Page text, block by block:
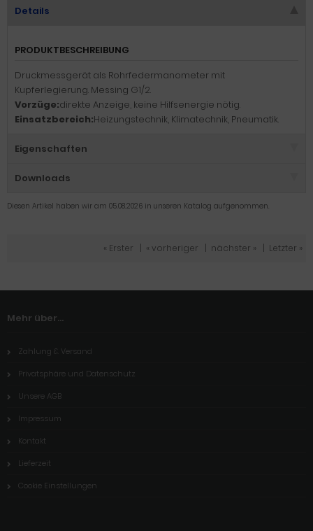
Details
PRODUKTBESCHREIBUNG
Druckmessgerät als Rohrfedermanometer mit
Kupferlegierung. Messing G1/2.
Vorzüge:direkte Anzeige, keine Hilfsenergie nötig.
Einsatzbereich:Heizungstechnik, Klimatechnik, Pneumatik.
Eigenschaften
Downloads
Diesen Artikel haben wir am 05.08.2026 in unseren Katalog aufgenommen.
« Erster « vorheriger nächster » Letzter »
Mehr über...
Zahlung & Versand
Privatsphäre und Datenschutz
Unsere AGB
Impressum
Kontakt
Lieferzeit
Cookie Einstellungen